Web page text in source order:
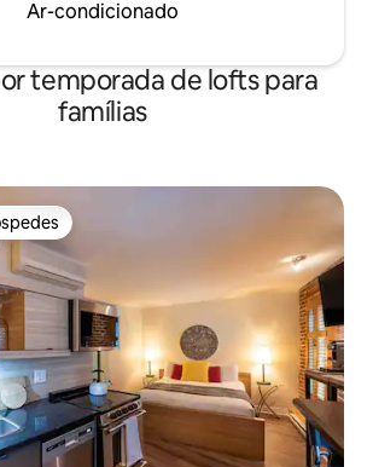
Ar-condicionado
temporada de lofts para
famílias